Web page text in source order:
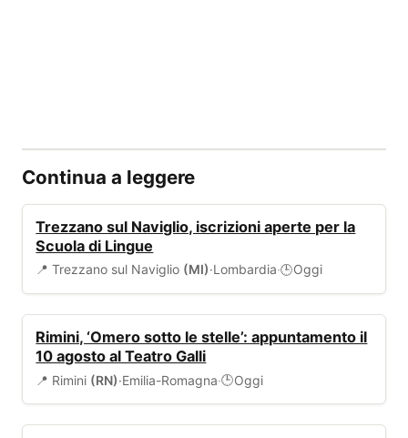
Continua a leggere
Trezzano sul Naviglio, iscrizioni aperte per la
Scuola di Lingue
📍 Trezzano sul Naviglio (MI)·Lombardia·🕒Oggi
Rimini, ‘Omero sotto le stelle’: appuntamento il
10 agosto al Teatro Galli
📍 Rimini (RN)·Emilia-Romagna·🕒Oggi